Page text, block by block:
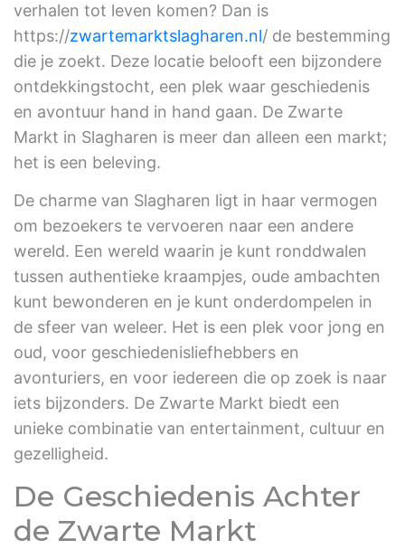
verhalen tot leven komen? Dan is
https://zwartemarktslagharen.nl/ de bestemming
die je zoekt. Deze locatie belooft een bijzondere
ontdekkingstocht, een plek waar geschiedenis
en avontuur hand in hand gaan. De Zwarte
Markt in Slagharen is meer dan alleen een markt;
het is een beleving.
De charme van Slagharen ligt in haar vermogen
om bezoekers te vervoeren naar een andere
wereld. Een wereld waarin je kunt ronddwalen
tussen authentieke kraampjes, oude ambachten
kunt bewonderen en je kunt onderdompelen in
de sfeer van weleer. Het is een plek voor jong en
oud, voor geschiedenisliefhebbers en
avonturiers, en voor iedereen die op zoek is naar
iets bijzonders. De Zwarte Markt biedt een
unieke combinatie van entertainment, cultuur en
gezelligheid.
De Geschiedenis Achter
de Zwarte Markt